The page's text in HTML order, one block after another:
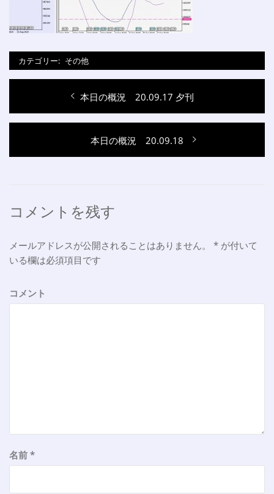
カテゴリー: その他
稿
ナ
シ
ン
過
去
の
稿:
本日の概況 20.09.17 夕刊
次
の
本日の概況 20.09.18
コメントを残す
メールアドレスが公開されることはありません。 * が付いて
いる欄は必須項目です
コメント
名前 *